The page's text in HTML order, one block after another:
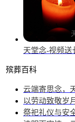
天堂念-视频送
殡葬百科
云端寄思念，
以劳动致敬岁
祭祀礼仪与安